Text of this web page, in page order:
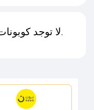
لا توجد كوبونات متاحة لـهذا المتجر حاليًا.